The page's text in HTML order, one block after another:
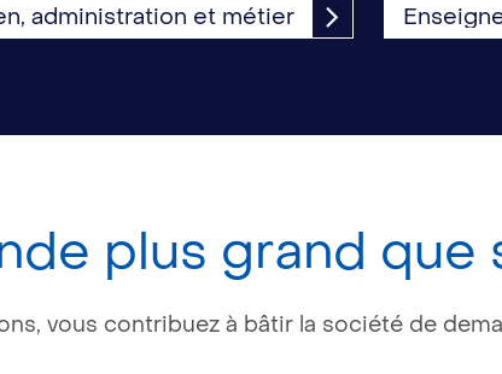
administration et métier
plus grand que
vous contribuez à bâtir la société de